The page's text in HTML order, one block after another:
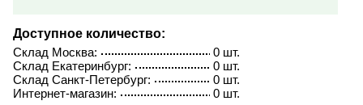
Доступное количество:
0 шт.
Склад Москва:
0 шт.
Склад Екатеринбург:
0 шт.
Склад Санкт-Петербург:
0 шт.
Интернет-магазин: